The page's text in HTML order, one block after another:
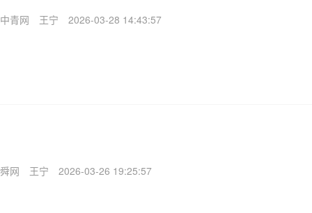
中青网 王宁 2026-03-28 14:43:57
舜网 王宁 2026-03-26 19:25:57